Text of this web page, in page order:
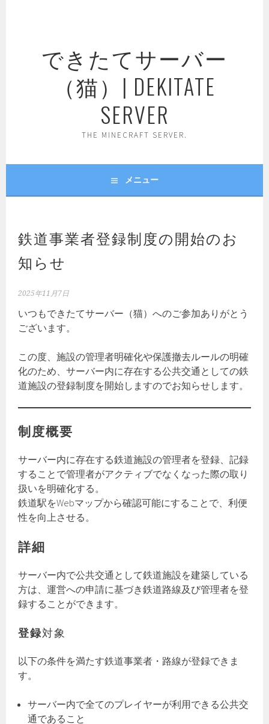
できたてサーバー
（猫）| DEKITATE
SERVER
THE MINECRAFT SERVER.
メニュー
鉄道事業者登録制度の開始のお
知らせ
2025年11月7日
いつもできたてサーバー（猫）へのご参加ありがとう
ございます。
この度、施設の管理者明確化や保護撤去ルールの明確
化のため、サーバー内に存在する公共交通としての鉄
道施設の登録制度を開始しますのでお知らせします。
制度概要
サーバー内に存在する鉄道施設の管理者を登録、記録
することで管理者がアクティブでなくなった際の取り
扱いを明確化する。
鉄道駅をWebマップから確認可能にすることで、利便
性を向上させる。
詳細
サーバー内で公共交通として鉄道施設を建築している
方は、運営への申請に基づき鉄道路線及び管理者を登
録することができます。
登録対象
以下の条件を満たす鉄道事業者・路線が登録できま
す。
サーバー内で全てのプレイヤーが利用できる公共交
通であること